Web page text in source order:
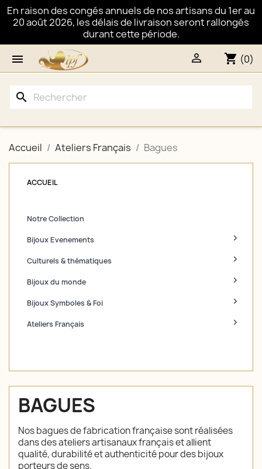
En raison des congés annuels de nos artisans du 1er au
20 août 2026, les délais de livraison seront rallongés
durant cette période.
 shopping_cart (0)

search
Accueil Ateliers Français Bagues
ACCUEIL
Notre Collection
Bijoux Evenements
Culturels & thématiques
Bijoux du monde
Bijoux Symboles & Foi
Ateliers Français
BAGUES
Nos bagues de fabrication française sont réalisées
dans des ateliers artisanaux français et allient
qualité, durabilité et authenticité pour des bijoux
porteurs de sens.